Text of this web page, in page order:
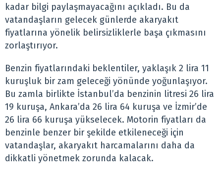
kadar bilgi paylaşmayacağını açıkladı. Bu da
vatandaşların gelecek günlerde akaryakıt
fiyatlarına yönelik belirsizliklerle başa çıkmasını
zorlaştırıyor.
Benzin fiyatlarındaki beklentiler, yaklaşık 2 lira 11
kuruşluk bir zam geleceği yönünde yoğunlaşıyor.
Bu zamla birlikte İstanbul’da benzinin litresi 26 lira
19 kuruşa, Ankara’da 26 lira 64 kuruşa ve İzmir’de
26 lira 66 kuruşa yükselecek. Motorin fiyatları da
benzinle benzer bir şekilde etkileneceği için
vatandaşlar, akaryakıt harcamalarını daha da
dikkatli yönetmek zorunda kalacak.